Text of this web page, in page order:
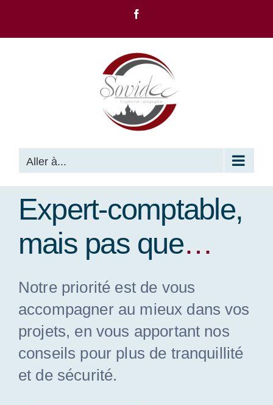
Aller à...
Expert-comptable,
mais pas que…
Notre priorité est de vous
accompagner au mieux dans vos
projets, en vous apportant nos
conseils pour plus de tranquillité
et de sécurité.